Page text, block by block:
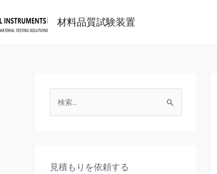
材料品質試験装置
見積もりを依頼する